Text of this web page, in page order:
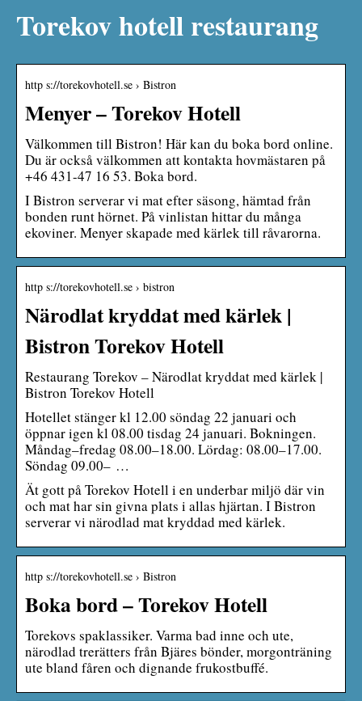
Torekov hotell restaurang
http s://torekovhotell.se › Bistron
Menyer – Torekov Hotell
Välkommen till Bistron! Här kan du boka bord online.
Du är också välkommen att kontakta hovmästaren på
+46 431-47 16 53. Boka bord.
I Bistron serverar vi mat efter säsong, hämtad från
bonden runt hörnet. På vinlistan hittar du många
ekoviner. Menyer skapade med kärlek till råvarorna.
http s://torekovhotell.se › bistron
Närodlat kryddat med kärlek |
Bistron Torekov Hotell
Restaurang Torekov – Närodlat kryddat med kärlek |
Bistron Torekov Hotell
Hotellet stänger kl 12.00 söndag 22 januari och
öppnar igen kl 08.00 tisdag 24 januari. Bokningen.
Måndag–fredag 08.00–18.00. Lördag: 08.00–17.00.
Söndag 09.00– …
Ät gott på Torekov Hotell i en underbar miljö där vin
och mat har sin givna plats i allas hjärtan. I Bistron
serverar vi närodlad mat kryddad med kärlek.
http s://torekovhotell.se › Bistron
Boka bord – Torekov Hotell
Torekovs spaklassiker. Varma bad inne och ute,
närodlad trerätters från Bjäres bönder, morgonträning
ute bland fåren och dignande frukostbuffé.